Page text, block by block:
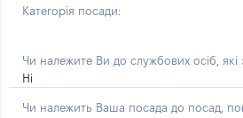
Категорія посади:
Чи належите Ви до службових осіб, які
Ні
Чи належить Ваша посада до посад,